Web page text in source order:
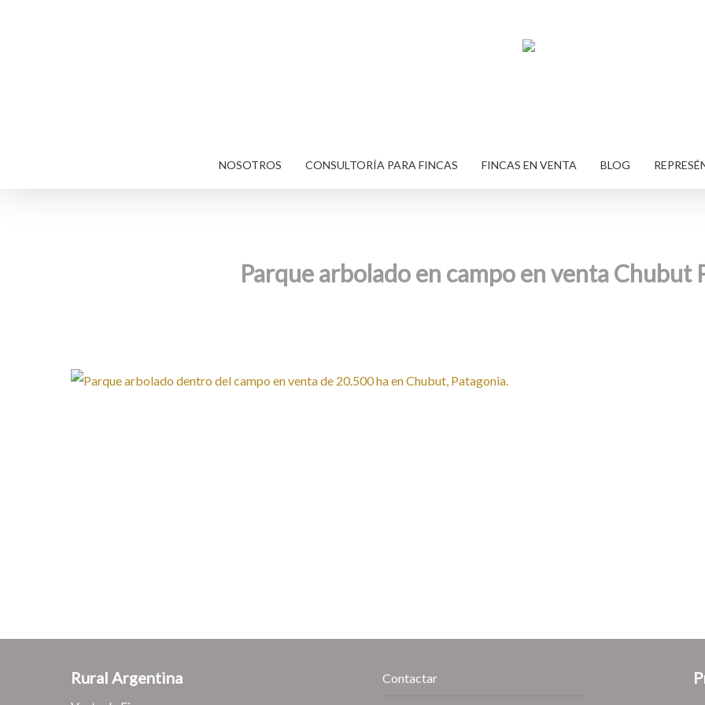
NOSOTROS CONSULTORÍA PARA FINCAS FINCAS EN VENTA BLOG
Parque arbolado en campo en venta Chubut
Rural Argentina Contactar